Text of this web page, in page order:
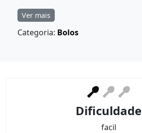
Ver mais
Categoria: Bolos
Dificuldade
facil